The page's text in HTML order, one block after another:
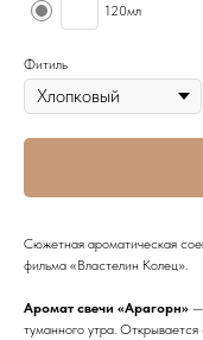
120мл
Фитиль
Сюжетная ароматическая
фильма «Властелин Колец».
Аромат свечи «Арагорн» —
туманного утра.